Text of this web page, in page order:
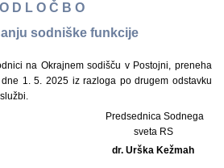
O D L O Č B O
sodniške funkcije
na Okrajnem sodišču v Postojni, preneha
1. 5. 2025 iz razloga po drugem odstavku
Predsednica Sodnega
sveta RS
dr. Urška Kežmah